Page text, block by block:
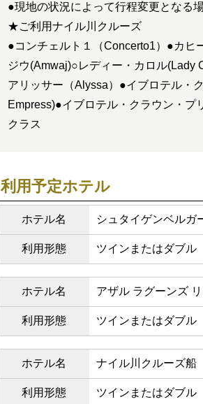
●現地の状況によって行程変更となる
★ご利用ナイル川クルーズ
●コンチェルト１（Concerto1）●カヒ
ジウ(Amwaj)○レディー・カロル(Lady
アリッサー（Alyssa）●イブロテル・
Empress)●イブロテル・クラウン・プ
クラス
利用予定ホテル
ホテル名 シュタイゲンベルガ
利用形態 ツインまたはダブル
ホテル名 アザル ラグーンズ
利用形態 ツインまたはダブル
ホテル名 ナイル川クルーズ船
利用形態 ツインまたはダブル